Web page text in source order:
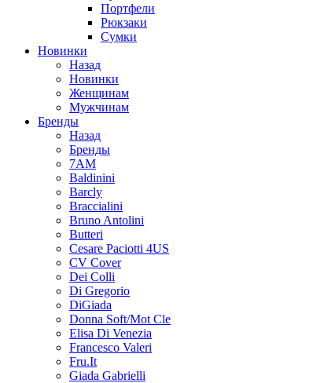
Портфели
Рюкзаки
Сумки
Новинки
Назад
Новинки
Женщинам
Мужчинам
Бренды
Назад
Бренды
7AM
Baldinini
Barcly
Braccialini
Bruno Antolini
Butteri
Cesare Paciotti 4US
CV Cover
Dei Colli
Di Gregorio
DiGiada
Donna Soft/Mot Cle
Elisa Di Venezia
Francesco Valeri
Fru.It
Giada Gabrielli